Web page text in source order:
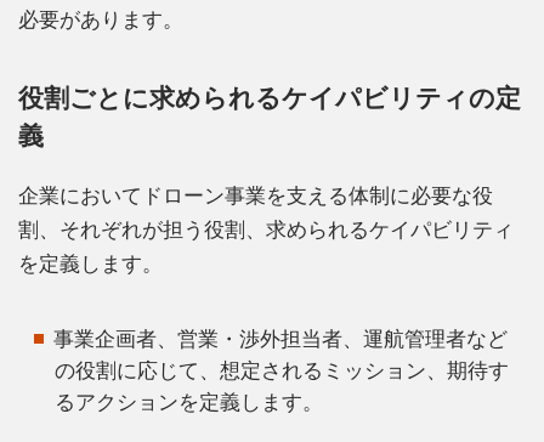
必要があります。
役割ごとに求められるケイパビリティの定
義
企業においてドローン事業を支える体制に必要な役
割、それぞれが担う役割、求められるケイパビリティ
を定義します。
事業企画者、営業・渉外担当者、運航管理者など
の役割に応じて、想定されるミッション、期待す
るアクションを定義します。